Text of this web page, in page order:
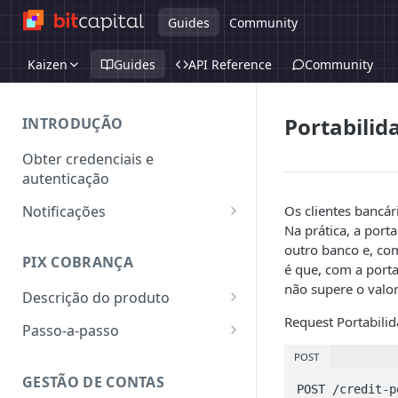
Guides Community
Kaizen Guides API Reference Community
INTRODUÇÃO
Obter credenciais e
autenticação
Notificações
PIX COBRANÇA
Descrição do produto
QR Code Dinâmico
Wallets
Passo-a-passo
Code
GESTÃO DE CONTAS
Os clientes
Na prática, a
outro banco e,
é que, com a
não supere o
Request
POST